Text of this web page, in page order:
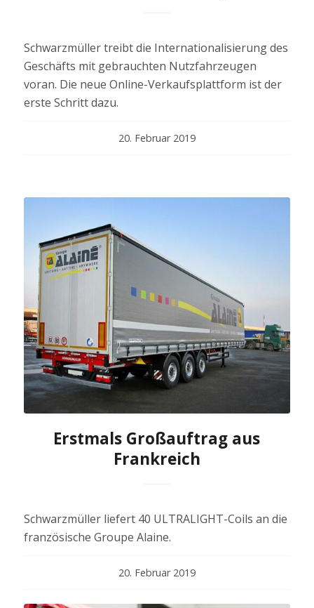
Schwarzmüller treibt die Internationalisierung des
Geschäfts mit gebrauchten Nutzfahrzeugen
voran. Die neue Online-Verkaufsplattform ist der
erste Schritt dazu.
20. Februar 2019
Erstmals Großauftrag aus
Frankreich
Schwarzmüller liefert 40 ULTRALIGHT-Coils an die
französische Groupe Alaine.
20. Februar 2019